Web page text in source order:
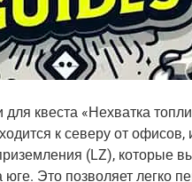
квеста «Нехватка
к северу от офисов,
(LZ), которые
Это позволяет легко